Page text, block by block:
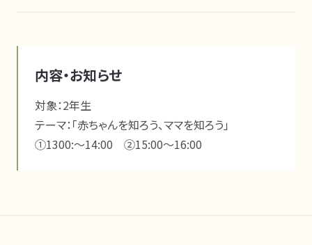
内容・お知らせ
対象：2年生
テーマ：「赤ちゃんを知ろう、ママを知ろう」
①1300:～14:00　②15:00～16:00